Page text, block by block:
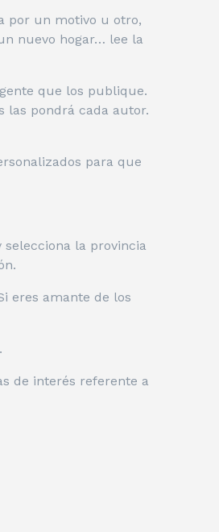
por un motivo u otro,
nuevo hogar… lee la
que los publique.
las pondrá cada autor.
para que
selecciona la provincia
eres amante de los
.
de interés referente a